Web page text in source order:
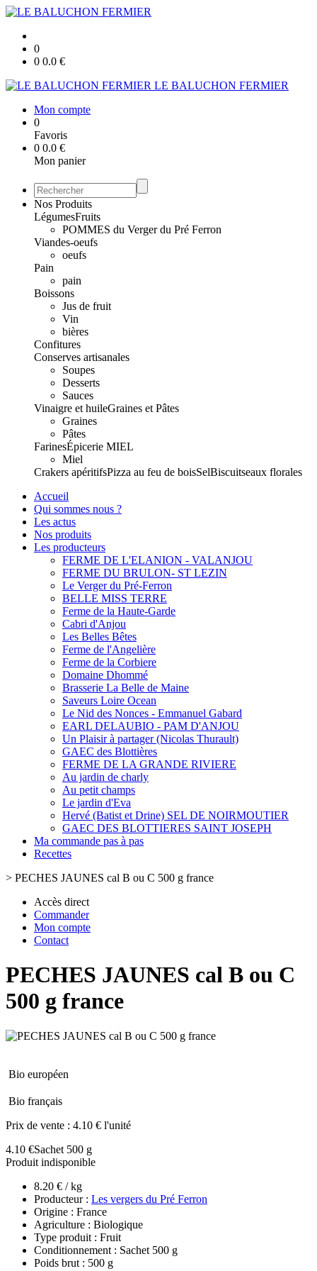
0
0 0.0 €
LE BALUCHON FERMIER
Mon compte
0
Favoris
0 0.0 €
Mon panier
Nos Produits
LégumesFruits
POMMES du Verger du Pré Ferron
Viandes-oeufs
oeufs
Pain
pain
Boissons
Jus de fruit
Vin
bières
Confitures
Conserves artisanales
Soupes
Desserts
Sauces
Vinaigre et huileGraines et Pâtes
Graines
Pâtes
FarinesÉpicerie MIEL
Miel
Crakers apéritifsPizza au feu de boisSelBiscuitseaux florales
Accueil
Qui sommes nous ?
Les actus
Nos produits
Les producteurs
FERME DE L'ELANION - VALANJOU
FERME DU BRULON- ST LEZIN
Le Verger du Pré-Ferron
BELLE MISS TERRE
Ferme de la Haute-Garde
Cabri d'Anjou
Les Belles Bêtes
Ferme de l'Angelière
Ferme de la Corbiere
Domaine Dhommé
Brasserie La Belle de Maine
Saveurs Loire Ocean
Le Nid des Nonces - Emmanuel Gabard
EARL DELAUBIO - PAM D'ANJOU
Un Plaisir à partager (Nicolas Thurault)
GAEC des Blottières
FERME DE LA GRANDE RIVIERE
Au jardin de charly
Au petit champs
Le jardin d'Eva
Hervé (Batist et Drine) SEL DE NOIRMOUTIER
GAEC DES BLOTTIERES SAINT JOSEPH
Ma commande pas à pas
Recettes
> PECHES JAUNES cal B ou C 500 g france
Accès direct
Commander
Mon compte
Contact
PECHES JAUNES cal B ou C
500 g france
Bio européen
Bio français
Prix de vente : 4.10 € l'unité
4.10 €Sachet 500 g
Produit indisponible
8.20 € / kg
Producteur : Les vergers du Pré Ferron
Origine : France
Agriculture : Biologique
Type produit : Fruit
Conditionnement : Sachet 500 g
Poids brut : 500 g